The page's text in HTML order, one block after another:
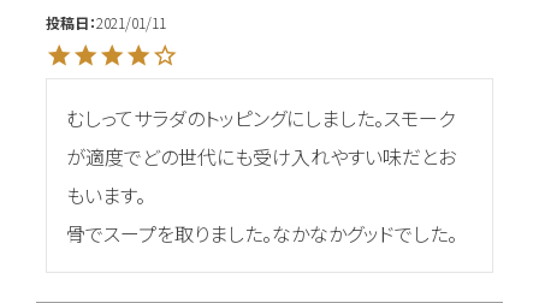
投稿日 2021/01/11
むしってサラダのトッピングにしました。スモーク
が適度でどの世代にも受け入れやすい味だとお
もいます。
骨でスープを取りました。なかなかグッドでした。